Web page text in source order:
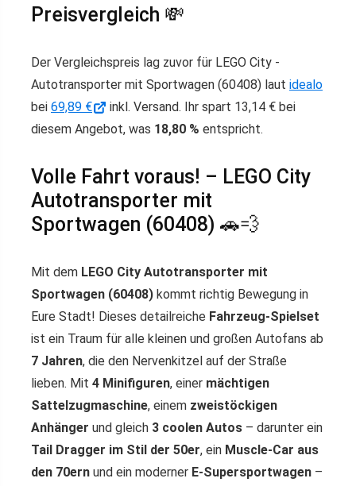
Preisvergleich 💸
Der Vergleichspreis lag zuvor für LEGO City -
Autotransporter mit Sportwagen (60408) laut idealo
bei 69,89 €
inkl. Versand. Ihr spart 13,14 € bei
diesem Angebot, was 18,80 % entspricht.
Volle Fahrt voraus! – LEGO City
Autotransporter mit
Sportwagen (60408) 🚗💨
Mit dem LEGO City Autotransporter mit
Sportwagen (60408) kommt richtig Bewegung in
Eure Stadt! Dieses detailreiche Fahrzeug-Spielset
ist ein Traum für alle kleinen und großen Autofans ab
7 Jahren, die den Nervenkitzel auf der Straße
lieben. Mit 4 Minifiguren, einer mächtigen
Sattelzugmaschine, einem zweistöckigen
Anhänger und gleich 3 coolen Autos – darunter ein
Tail Dragger im Stil der 50er, ein Muscle-Car aus
den 70ern und ein moderner E-Supersportwagen –